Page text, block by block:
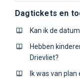
Dagtickets en
Kan ik de
Hebben
Drievliet?
Ik was van